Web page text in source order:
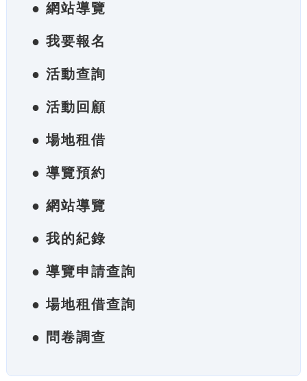
● 網站導覽
● 我要報名
● 活動查詢
● 活動回顧
● 場地租借
● 導覽預約
● 網站導覽
● 我的紀錄
● 導覽申請查詢
● 場地租借查詢
● 問卷調查